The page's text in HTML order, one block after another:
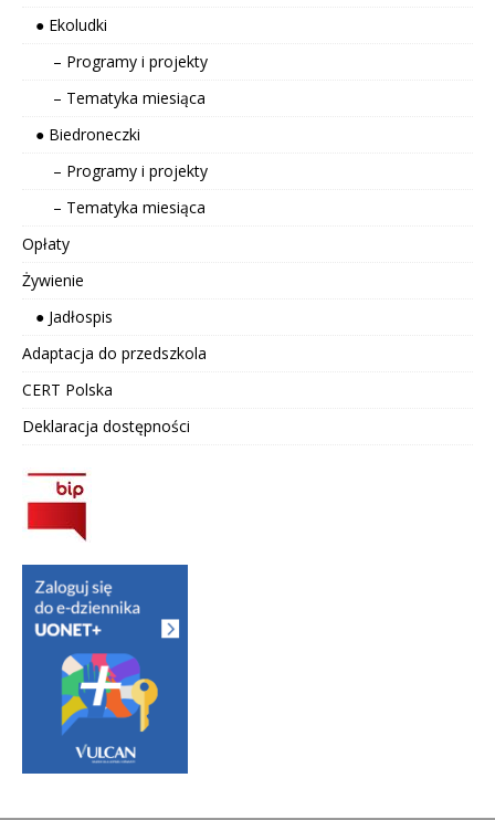
● Ekoludki
– Programy i projekty
– Tematyka miesiąca
● Biedroneczki
– Programy i projekty
– Tematyka miesiąca
Opłaty
Żywienie
● Jadłospis
Adaptacja do przedszkola
CERT Polska
Deklaracja dostępności